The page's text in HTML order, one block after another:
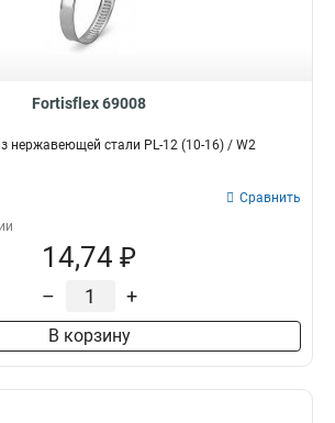
Fortisflex 69008
нержавеющей стали PL-12 (10-16) / W2
Сравнить
14,74 ₽
– +
В корзину